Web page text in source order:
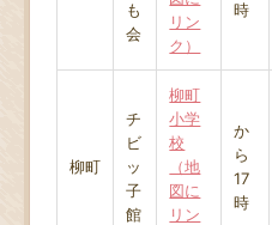
も
会
リン
ク）
時
柳町
チ
ビ
ッ
子
館
柳町
小学
校
（地
図に
リン
か
ら
17
時